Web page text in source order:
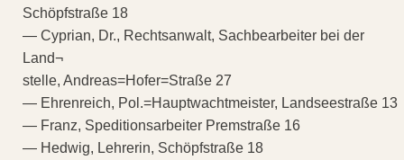
Schöpfstraße 18
— Cyprian, Dr., Rechtsanwalt, Sachbearbeiter bei der
Land¬
stelle, Andreas=Hofer=Straße 27
— Ehrenreich, Pol.=Hauptwachtmeister, Landseestraße 13
— Franz, Speditionsarbeiter Premstraße 16
— Hedwig, Lehrerin, Schöpfstraße 18